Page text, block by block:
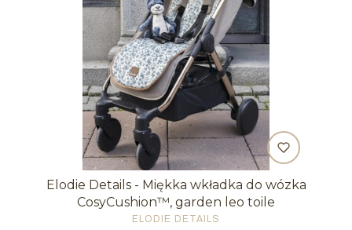
Elodie Details - Miękka wkładka do wózka
CosyCushion™, garden leo toile
PRODUCENT
ELODIE DETAILS